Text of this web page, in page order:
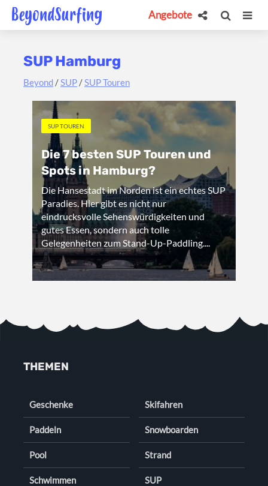
Angebote
SUP Hamburg
Beyond /SUP /SUP Touren
SUP TOUREN
Die 7 besten SUP Touren und
Spots in Hamburg?
Die Hansestadt im Norden ist ein echtes SUP
Paradies. Hier gibt es nicht nur
eindrucksvolle Sehenswürdigkeiten und
gutes Essen, sondern auch tolle
Gelegenheiten zum Stand-Up-Paddling....
THEMEN
Geschenke
Paddeln
Pool
Schwimmen
Skifahren
Snowboarden
Strand
SUP